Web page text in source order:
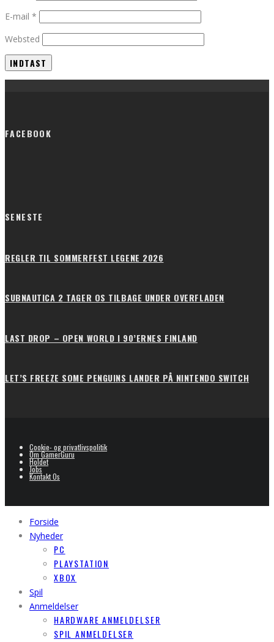
E-mail *
Websted
FACEBOOK
SENESTE
REGLER TIL SOMMERFEST LEGENE 2026
SUBNAUTICA 2 TAGER OS TILBAGE UNDER OVERFLADEN
LAST DROP – OPEN WORLD I 90’ERNES FINLAND
LET’S FREEZE SOME PENGUINS LANDER PÅ NINTENDO SWITCH
Cookie- og privatlivspolitik
Om GamerGuru
Holdet
Jobs
Kontakt Os
Forside
Nyheder
PC
PLAYSTATION
XBOX
Spil
Anmeldelser
HARDWARE ANMELDELSER
SPIL ANMELDELSER